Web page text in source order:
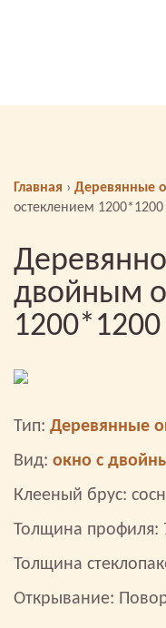
Главная › Деревянные
остеклением 1200*1200
двойным
1200*1200
Тип: Деревянные
Вид: окно с
Клееный брус:
Толщина профиля:
Толщина
Открывание: